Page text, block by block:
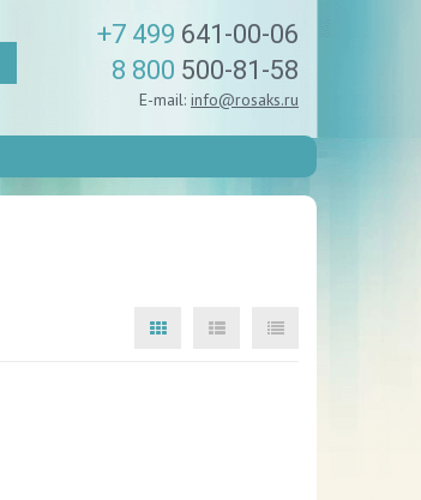
+7 499 641-00-06
8 800 500-81-58
E-mail: info@rosaks.ru